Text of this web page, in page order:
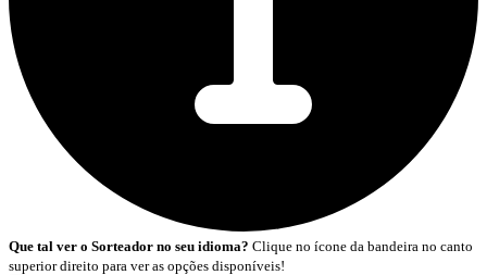
Que tal ver o Sorteador no seu idioma? Clique no ícone da bandeira no canto
superior direito para ver as opções disponíveis!